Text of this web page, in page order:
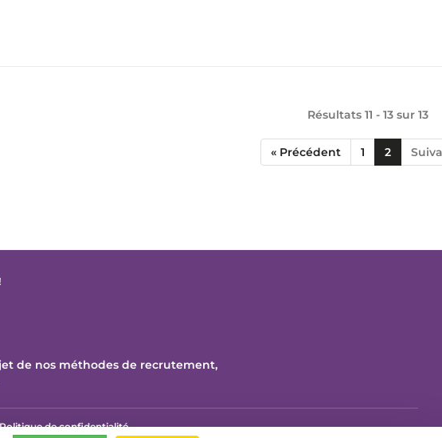
Résultats 11 - 13 sur 13
« Précédent 1 2
de nos méthodes de recrutement,
Politique de confidentialité